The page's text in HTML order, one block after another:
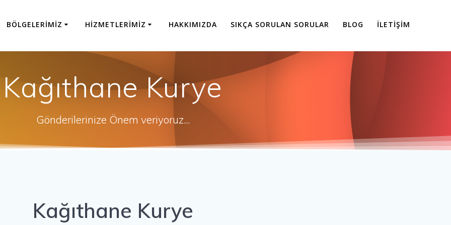
BÖLGELERIMIZ HIZMETLERIMIZ HAKKIMIZDA SIKÇA SORULAN SORULAR BLOG İLETIŞIM
Kağıthane Kurye
Gönderilerinize Önem veriyoruz...
Kağıthane Kurye